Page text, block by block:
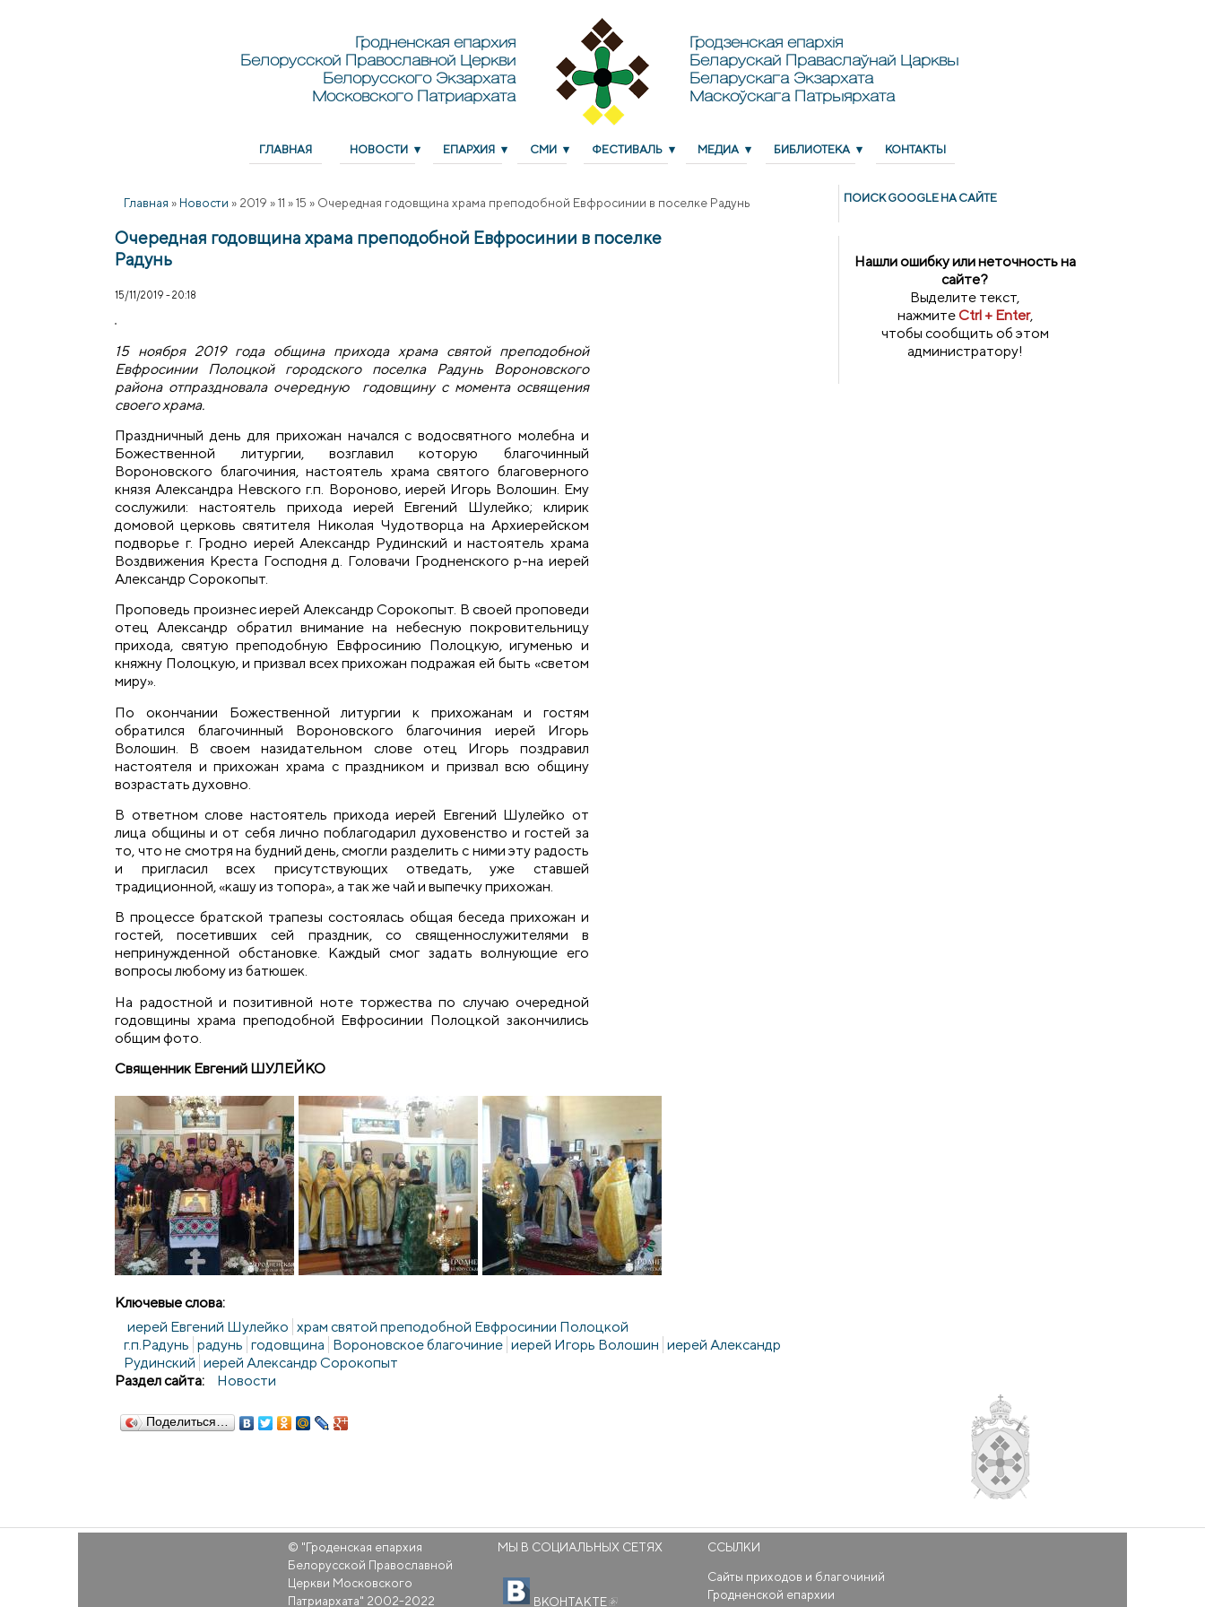
Гродненская епархия
Белорусской Православной Церкви
Белорусского Экзархата
Московского Патриархата
Гродзенская епархія
Беларускай Праваслаўнай Царквы
Беларускага Экзархата
Маскоўскага Патрыярхата
ГЛАВНАЯ НОВОСТИ ЕПАРХИЯ СМИ ФЕСТИВАЛЬ МЕДИА БИБЛИОТЕКА КОНТАКТЫ
Главная » Новости » 2019 » 11 » 15 » Очередная годовщина храма преподобной Евфросинии в поселке Радунь
Очередная годовщина храма преподобной Евфросинии в поселке
Радунь
15/11/2019 - 20:18
15 ноября 2019 года община прихода храма святой преподобной
Евфросинии Полоцкой городского поселка Радунь Вороновского
района отпраздновала очередную годовщину с момента освящения
своего храма.
Праздничный день для прихожан начался с водосвятного молебна и
Божественной литургии, возглавил которую благочинный
Вороновского благочиния, настоятель храма святого благоверного
князя Александра Невского г.п. Вороново, иерей Игорь Волошин. Ему
сослужили: настоятель прихода иерей Евгений Шулейко; клирик
домовой церковь святителя Николая Чудотворца на Архиерейском
подворье г. Гродно иерей Александр Рудинский и настоятель храма
Воздвижения Креста Господня д. Головачи Гродненского р-на иерей
Александр Сорокопыт.
Проповедь произнес иерей Александр Сорокопыт. В своей проповеди
отец Александр обратил внимание на небесную покровительницу
прихода, святую преподобную Евфросинию Полоцкую, игуменью и
княжну Полоцкую, и призвал всех прихожан подражая ей быть «светом
миру».
По окончании Божественной литургии к прихожанам и гостям
обратился благочинный Вороновского благочиния иерей Игорь
Волошин. В своем назидательном слове отец Игорь поздравил
настоятеля и прихожан храма с праздником и призвал всю общину
возрастать духовно.
В ответном слове настоятель прихода иерей Евгений Шулейко от
лица общины и от себя лично поблагодарил духовенство и гостей за
то, что не смотря на будний день, смогли разделить с ними эту радость
и пригласил всех присутствующих отведать, уже ставшей
традиционной, «кашу из топора», а так же чай и выпечку прихожан.
В процессе братской трапезы состоялась общая беседа прихожан и
гостей, посетивших сей праздник, со священнослужителями в
непринужденной обстановке. Каждый смог задать волнующие его
вопросы любому из батюшек.
На радостной и позитивной ноте торжества по случаю очередной
годовщины храма преподобной Евфросинии Полоцкой закончились
общим фото.
Священник Евгений ШУЛЕЙКО
Ключевые слова:
иерей Евгений Шулейко храм святой преподобной Евфросинии Полоцкой
г.п.Радунь радунь годовщина Вороновское благочиние иерей Игорь Волошин иерей Александр
Рудинский иерей Александр Сорокопыт
Раздел сайта:
Новости
Поделиться…
ПОИСК GOОGLE НА САЙТЕ
Нашли ошибку или неточность на
сайте?
Выделите текст,
нажмитеCtrl + Enter,
чтобы сообщить об этом
администратору!
© "Гроденская епархия
Белорусской Православной
Церкви Московского
Патриархата" 2002-2022
МЫ В СОЦИАЛЬНЫХ СЕТЯХ
ВКОНТАКТЕ
(внешняя ссылка)
ССЫЛКИ
Сайты приходов и благочиний
Гродненской епархии